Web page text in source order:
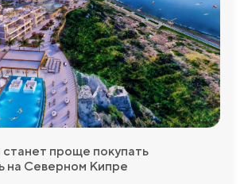
проще покупать
на Северном Кипре